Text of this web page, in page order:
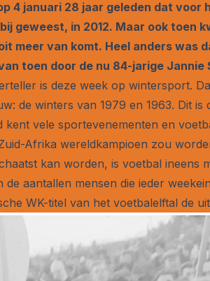
4 januari 28 jaar geleden dat
geweest, in 2012. Maar ook toen
meer van komt. Heel anders was
toen door de nu 84-jarige Jannie
is deze week op wintersport.
de winters van 1979 en 1963. Dit
kent vele sportevenementen en
Afrika wereldkampioen zou
kan worden, is voetbal ineens
de aantallen mensen die ieder
WK-titel van het voetbalelftal de